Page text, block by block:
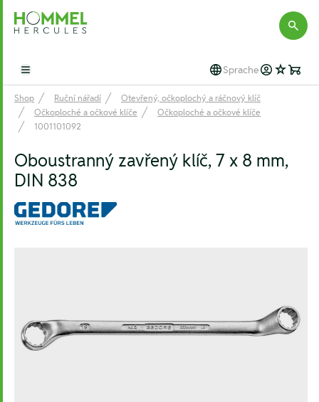
Hommel Hercules
Open main menu Sprache
Shop Ruční nářadí
Otevřený, očkoplochý a ráčnový klíč
Očkoploché a očkové klíče
Očkoploché a očkové klíče
1001101092
Oboustranný zavřený klíč, 7 x 8 mm,
DIN 838